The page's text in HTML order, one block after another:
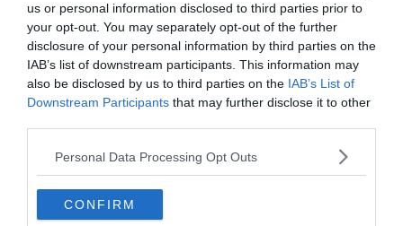
us or personal information disclosed to third parties prior to
your opt-out. You may separately opt-out of the further
disclosure of your personal information by third parties on the
IAB’s list of downstream participants. This information may
also be disclosed by us to third parties on the IAB’s List of
Downstream Participants that may further disclose it to other
Personal Data Processing Opt Outs
CONFIRM
Moyen-Orient: Liban
Océanie: Désert d’Australie (Outback), Polynésie
française
Où partir en décembre : Les saisons selon les
continents
Le mois de décembre est clairement le mois de l’année
pour s’évader dans le reste du monde si vous ne décidez
pas de passer les fêtes de fin d’année chez vous ou en